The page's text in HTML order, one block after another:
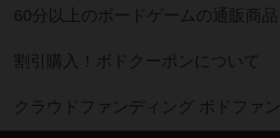
60分以上のボードゲームの通販商品
割引購入！ボドクーポンについて
クラウドファンディング ボドファン